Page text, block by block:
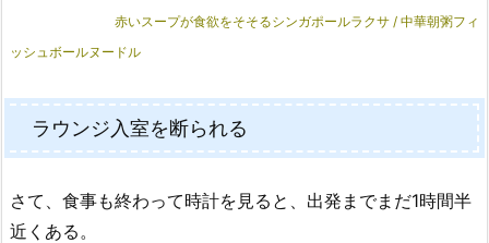
赤いスープが食欲をそそるシンガポールラクサ / 中華朝粥フィ
ッシュボールヌードル
ラウンジ入室を断られる
さて、食事も終わって時計を見ると、出発までまだ1時間半
近くある。